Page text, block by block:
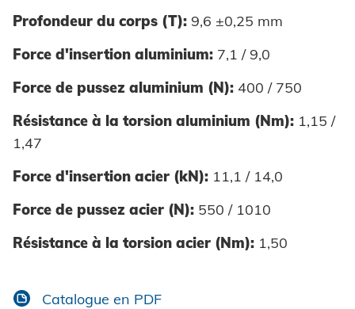
Profondeur du corps (T): 9,6 ±0,25 mm
Force d'insertion aluminium: 7,1 / 9,0
Force de pussez aluminium (N): 400 / 750
Résistance à la torsion aluminium (Nm): 1,15 /
1,47
Force d'insertion acier (kN): 11,1 / 14,0
Force de pussez acier (N): 550 / 1010
Résistance à la torsion acier (Nm): 1,50
Catalogue en PDF